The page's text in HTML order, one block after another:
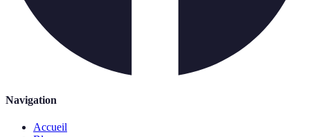
Navigation
Accueil